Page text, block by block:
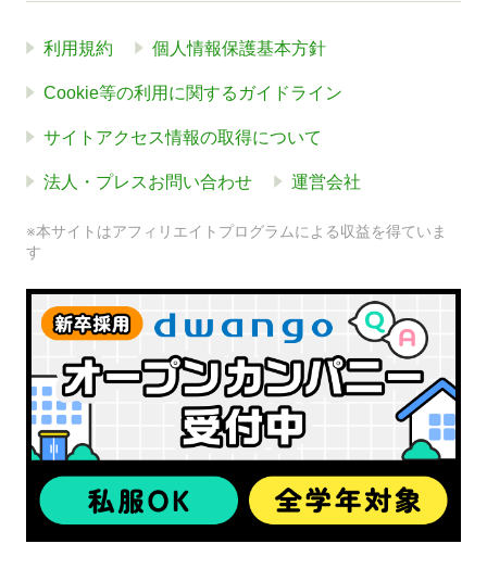
利用規約 個人情報保護基本方針
Cookie等の利用に関するガイドライン
サイトアクセス情報の取得について
法人・プレスお問い合わせ 運営会社
※本サイトはアフィリエイトプログラムによる収益を得ていま
す